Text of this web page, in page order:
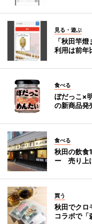
見る・遊ぶ
「秋田竿
利用は前年
食べる
ぼだっこ×
の新商品発
食べる
秋田の飲食
ー 売り上
買う
秋田でク
コラボで「